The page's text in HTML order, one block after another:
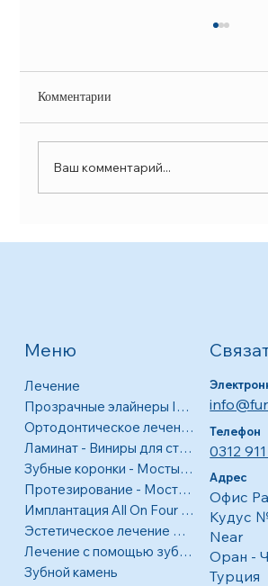
Комментарии
Ваш комментарий...
Меню
Лечение
Прозрачные элайнеры Invisalign
Ортодонтическое лечение
Ламинат - Виниры для стоматологических покрытий
Зубные коронки - Мосты - Виниры
Протезирование - Мостовидные протезы - Коронки
Имплантация All On Four - Полная ротовая полость
Эстетическое лечение десен
Лечение с помощью зубных имплантатов
Зубной камень
Телефон
0312
Адрес
Офис
Кудус
Near
Оран -
Турция